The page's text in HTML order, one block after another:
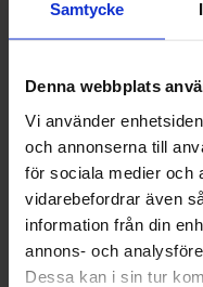
Samtycke
Denna webbplats
Vi använder
och annonserna till
för sociala medier och
vidarebefordrar även
information från din
annons- och
Dessa kan i sin tur
Ferrero Rocher 4-Pack
31)
21.68 kr